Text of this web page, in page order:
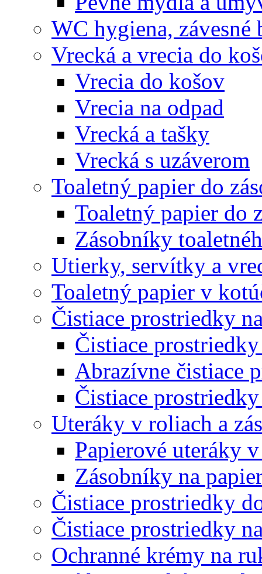
WC hygiena, závesné
Vrecká a vrecia do
Vrecia do košov
Vrecia na odpad
Vrecká a tašky
Vrecká s uzáverom
Toaletný papier do
Toaletný papier do
Zásobníky
Utierky, servítky a
Toaletný papier v
Čistiace prostriedky
Čistiace
Abrazívne čistiace
Čistiace
Uteráky v roliach a
Papierové uteráky
Zásobníky na
Čistiace prostriedky
Čistiace prostriedky
Ochranné krémy na